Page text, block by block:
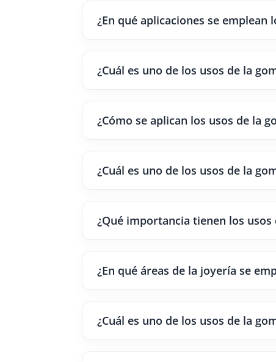
¿En qué aplicaciones se
¿Cuál es uno de los usos de la
¿Cómo se aplican los usos de la
¿Cuál es uno de los usos de la
¿Qué importancia tienen los
¿En qué áreas de la joyería se
¿Cuál es uno de los usos de la